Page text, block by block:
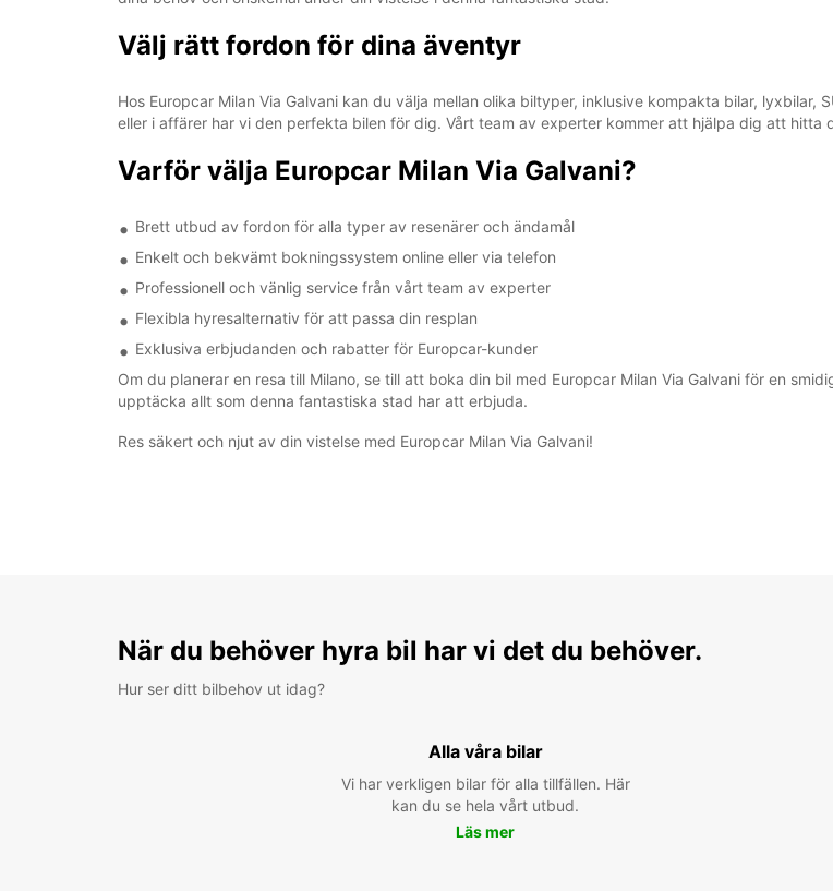
Välj rätt fordon för dina äventyr
Hos Europcar Milan Via Galvani kan du välja mellan olika biltyper, inklusive kompakta bilar,
eller i affärer har vi den perfekta bilen för dig. Vårt team av experter kommer att hjälpa dig att
Varför välja Europcar Milan Via Galvani?
Brett utbud av fordon för alla typer av resenärer och ändamål
Enkelt och bekvämt bokningssystem online eller via telefon
Professionell och vänlig service från vårt team av experter
Flexibla hyresalternativ för att passa din resplan
Exklusiva erbjudanden och rabatter för Europcar-kunder
Om du planerar en resa till Milano, se till att boka din bil med Europcar Milan Via Galvani för en
upptäcka allt som denna fantastiska stad har att erbjuda.
Res säkert och njut av din vistelse med Europcar Milan Via Galvani!
När du behöver hyra bil har vi det du behöver.
Hur ser ditt bilbehov ut idag?
Alla våra bilar
Vi har verkligen bilar för alla tillfällen. Här
kan du se hela vårt utbud.
Läs mer